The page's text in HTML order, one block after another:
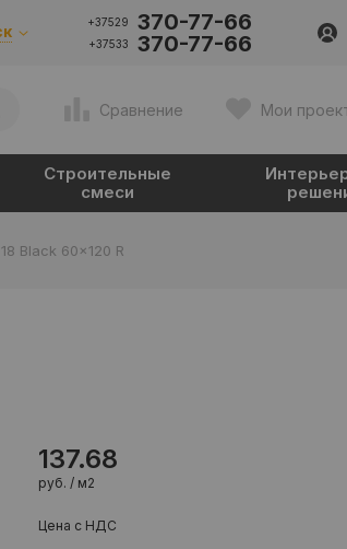
+37529 370-77-66
+37533 370-77-66
Сравнение Мои
Строительные
смеси
Black 60x120 R
137.68
руб. / м2
Цена с НДС